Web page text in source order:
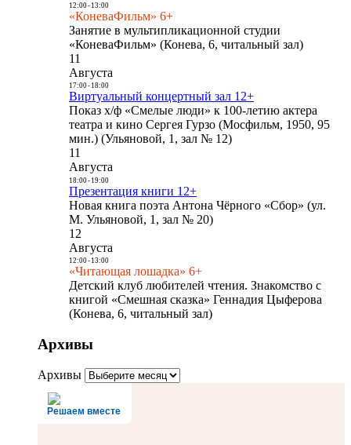
12:00- 13:00
«КоневаФильм» 6+
Занятие в мультипликационной студии
«КоневаФильм» (Конева, 6, читальный зал)
11
Августа
17:00- 18:00
Виртуальный концертный зал 12+
Показ х/ф «Смелые люди» к 100-летию актера
театра и кино Сергея Гурзо (Мосфильм, 1950, 95
мин.) (Ульяновой, 1, зал № 12)
11
Августа
18:00- 19:00
Презентация книги 12+
Новая книга поэта Антона Чёрного «Сбор» (ул.
М. Ульяновой, 1, зал № 20)
12
Августа
12:00- 13:00
«Читающая лошадка» 6+
Детский клуб любителей чтения. Знакомство с
книгой «Смешная сказка» Геннадия Цыферова
(Конева, 6, читальный зал)
Архивы
Архивы
Решаем вместе